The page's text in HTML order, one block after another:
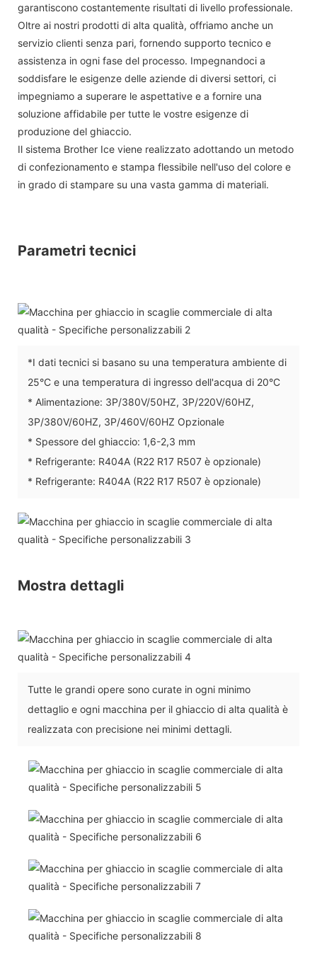
garantiscono costantemente risultati di livello professionale.
Oltre ai nostri prodotti di alta qualità, offriamo anche un
servizio clienti senza pari, fornendo supporto tecnico e
assistenza in ogni fase del processo. Impegnandoci a
soddisfare le esigenze delle aziende di diversi settori, ci
impegniamo a superare le aspettative e a fornire una
soluzione affidabile per tutte le vostre esigenze di
produzione del ghiaccio.
Il sistema Brother Ice viene realizzato adottando un metodo
di confezionamento e stampa flessibile nell'uso del colore e
in grado di stampare su una vasta gamma di materiali.
Parametri tecnici
*I dati tecnici si basano su una temperatura ambiente di
25°C e una temperatura di ingresso dell'acqua di 20°C
* Alimentazione: 3P/380V/50HZ, 3P/220V/60HZ,
3P/380V/60HZ, 3P/460V/60HZ Opzionale
* Spessore del ghiaccio: 1,6-2,3 mm
* Refrigerante: R404A (R22 R17 R507 è opzionale)
* Refrigerante: R404A (R22 R17 R507 è opzionale)
Mostra dettagli
Tutte le grandi opere sono curate in ogni minimo
dettaglio e ogni macchina per il ghiaccio di alta qualità è
realizzata con precisione nei minimi dettagli.